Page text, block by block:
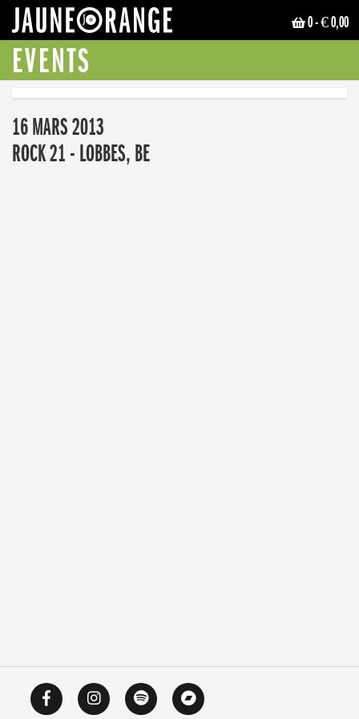
0- € 0,00
EVENTS
16 MARS 2013
ROCK 21 - LOBBES, BE